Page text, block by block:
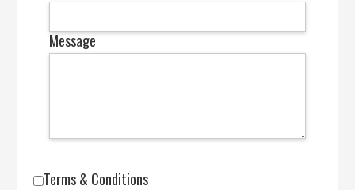
Message
Terms & Conditions